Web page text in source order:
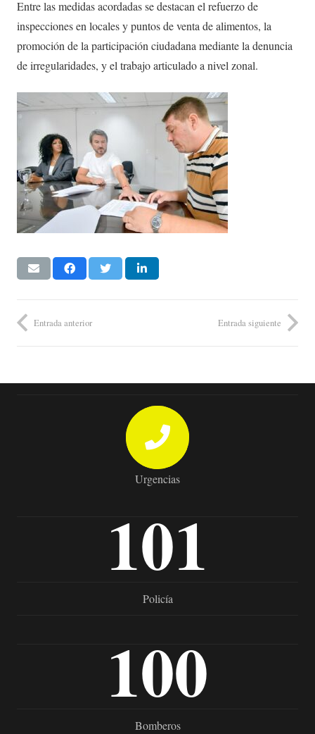
Entre las medidas acordadas se destacan el refuerzo de
inspecciones en locales y puntos de venta de alimentos, la
promoción de la participación ciudadana mediante la denuncia
de irregularidades, y el trabajo articulado a nivel zonal.
Entrada anterior Entrada siguiente
Urgencias
101
Policía
100
Bomberos